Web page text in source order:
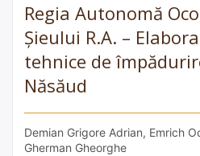
Regia Autonomă
Șieului R.A. –
tehnice de
Năsăud
Demian Grigore Adrian, Emrich
Gherman Gheorghe